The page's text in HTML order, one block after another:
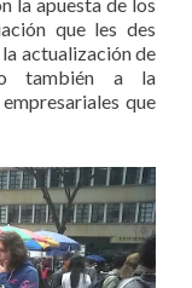
que les des
actualización de
también a la
que